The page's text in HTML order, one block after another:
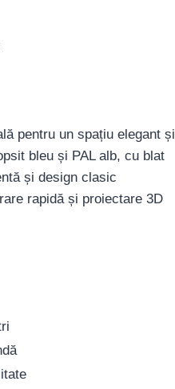
pentru un spațiu elegant și
bleu și PAL alb, cu blat
și design clasic
rapidă și proiectare 3D